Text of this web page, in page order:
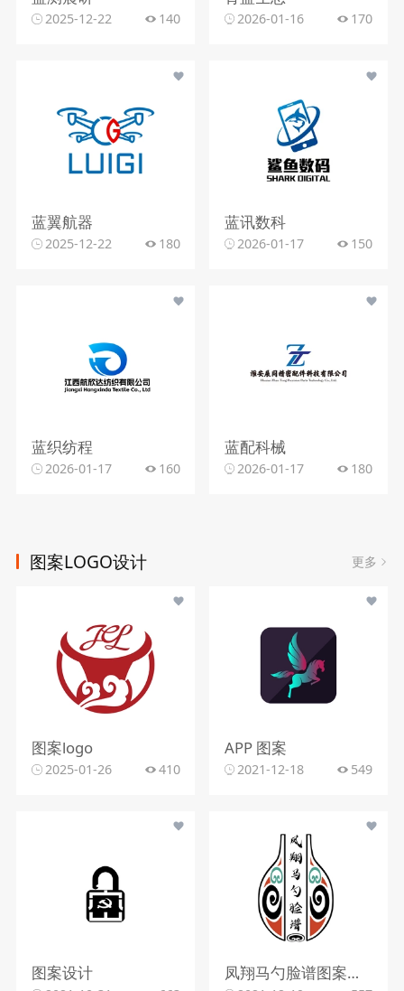
2025-12-22 140 2026-01-16 170
蓝翼航器
2025-12-22 180
蓝讯数科
2026-01-17 150
蓝织纺程
2026-01-17 160
蓝配科械
2026-01-17 180
图案LOGO设计 更多
图案logo
2025-01-26 410
APP 图案
2021-12-18 549
图案设计 凤翔马勺脸谱图案定稿